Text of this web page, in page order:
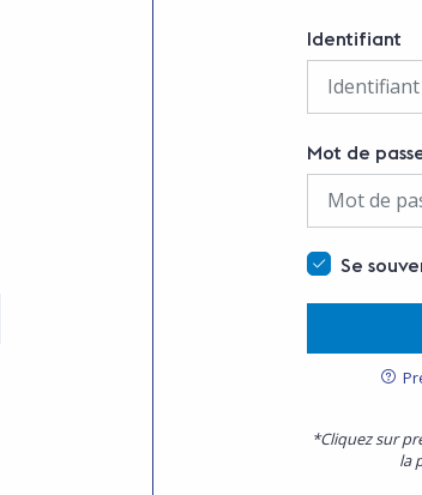
Identifiant
Mot de
Se
*Cliquez sur
la